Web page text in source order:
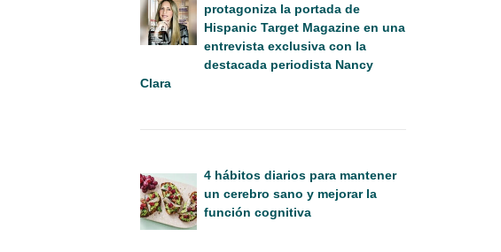
protagoniza la portada de
Hispanic Target Magazine en una
entrevista exclusiva con la
destacada periodista Nancy
Clara
4 hábitos diarios para mantener
un cerebro sano y mejorar la
función cognitiva